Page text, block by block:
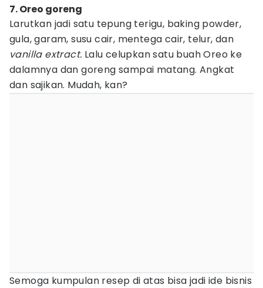
7. Oreo goreng
Larutkan jadi satu tepung terigu, baking powder,
gula, garam, susu cair, mentega cair, telur, dan
vanilla extract. Lalu celupkan satu buah Oreo ke
dalamnya dan goreng sampai matang. Angkat
dan sajikan. Mudah, kan?
Semoga kumpulan resep di atas bisa jadi ide bisnis